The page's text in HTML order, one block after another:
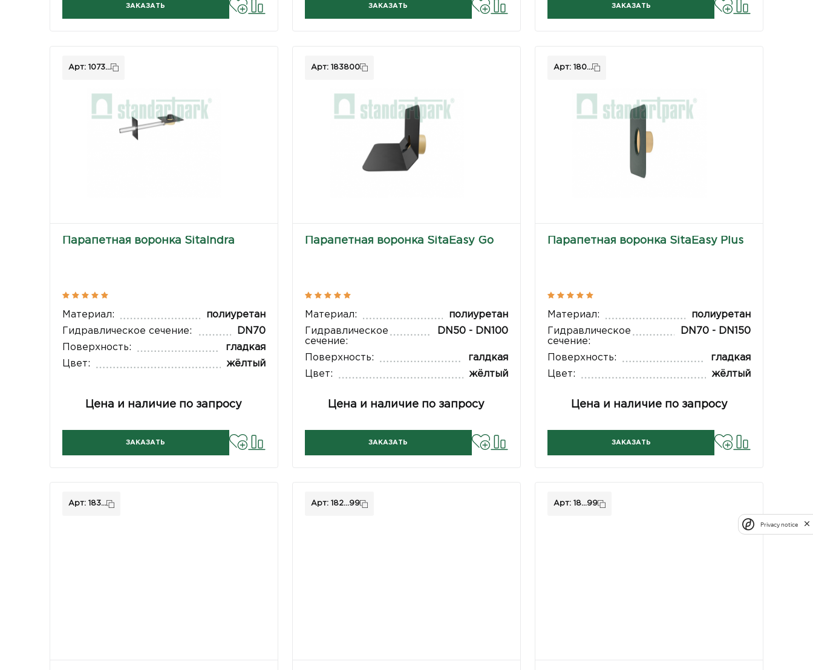
ЗАКАЗАТЬ ЗАКАЗАТЬ ЗАКАЗАТЬ
Арт: 1073...
Парапетная воронка SitaIndra
Материал:
полиуретан
Гидравлическое сечение:
DN70
Поверхность:
гладкая
Цвет:
жёлтый
Цена и наличие по запросу
ЗАКАЗАТЬ
Арт: 183800
Парапетная воронка SitaEasy Go
Материал:
полиуретан
Гидравлическое
сечение:
DN50 - DN100
Поверхность:
галдкая
Цвет:
жёлтый
Цена и наличие по запросу
ЗАКАЗАТЬ
Арт: 180...
Парапетная воронка SitaEasy Plus
Материал:
полиуретан
Гидравлическое
сечение:
DN70 - DN150
Поверхность:
гладкая
Цвет:
жёлтый
Цена и наличие по запросу
ЗАКАЗАТЬ
Арт: 183... Арт: 182...99 Арт: 18...99
Privacy notice